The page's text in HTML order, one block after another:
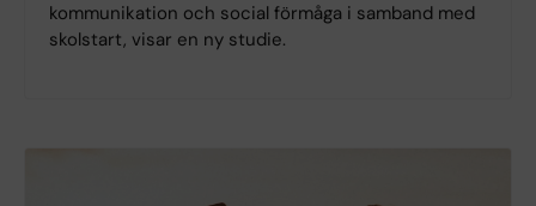
kommunikation och social förmåga i samband med
skolstart, visar en ny studie.